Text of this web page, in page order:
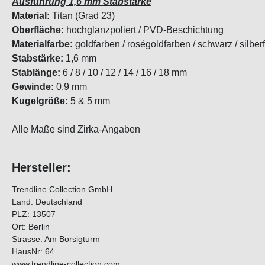
Material: Titan (Grad 23)
Oberfläche: hochglanzpoliert / PVD-Beschichtung
Materialfarbe: goldfarben / roségoldfarben / schwarz /
Stabstärke: 1,6 mm
Stablänge: 6 / 8 / 10 / 12 / 14 / 16 / 18 mm
Gewinde: 0,9 mm
Kugelgröße: 5 & 5 mm
Alle Maße sind Zirka-Angaben
Hersteller:
Trendline Collection GmbH
Land: Deutschland
PLZ: 13507
Ort: Berlin
Strasse: Am Borsigturm
HausNr: 64